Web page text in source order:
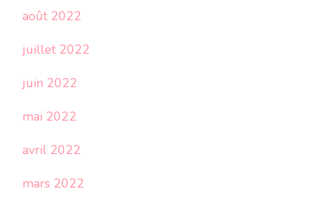
août 2022
juillet 2022
juin 2022
mai 2022
avril 2022
mars 2022